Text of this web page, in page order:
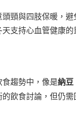
頸與四肢保暖，
天支持心血管健康的
趨勢中，像是納豆
飲食討論，但仍需